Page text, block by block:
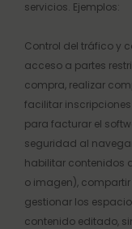
servicios. Ejemplos:
Control del tráfico y
acceso a partes
compra, realizar
facilitar
para facturar el
seguridad al
habilitar contenidos
o imagen),
gestionar los
contenido editado,